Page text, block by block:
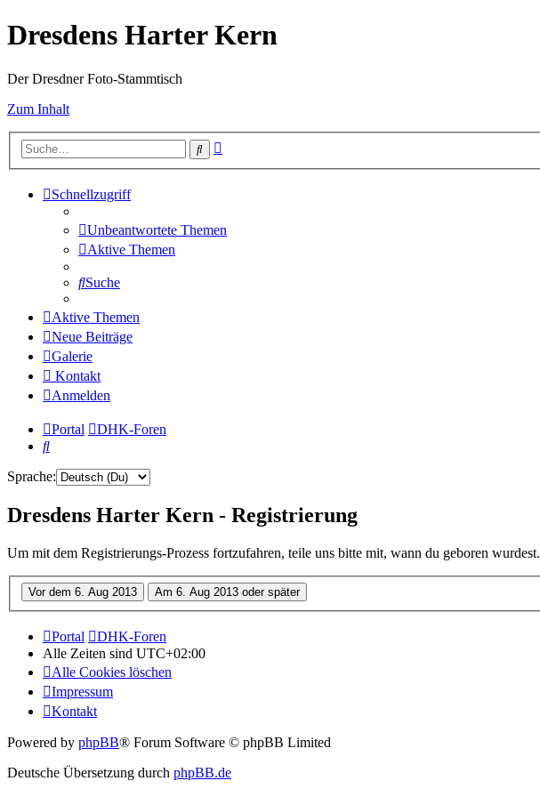
Dresdens Harter Kern
Der Dresdner Foto-Stammtisch
Zum Inhalt
Suche
Schnellzugriff
Unbeantwortete Themen
Aktive Themen
Suche
Aktive Themen
Neue Beiträge
Galerie
Kontakt
Anmelden
Portal
DHK-Foren
Suche
Sprache:
Dresdens Harter Kern - Registrierung
Um mit dem Registrierungs-Prozess fortzufahren, teile uns bitte mit, wann du geboren wurdest.
Portal
DHK-Foren
Alle Zeiten sind UTC+02:00
Alle Cookies löschen
Impressum
Kontakt
Powered by phpBB® Forum Software © phpBB Limited
Deutsche Übersetzung durch phpBB.de